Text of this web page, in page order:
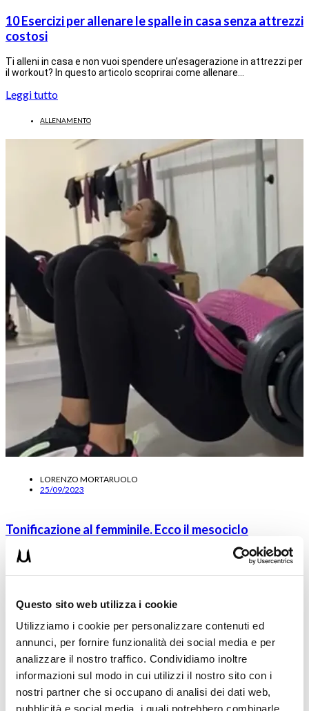
Questo sito web utilizza i cookie
Utilizziamo i cookie per personalizzare contenuti ed
annunci, per fornire funzionalità dei social media e per
analizzare il nostro traffico. Condividiamo inoltre
informazioni sul modo in cui utilizzi il nostro sito con i
nostri partner che si occupano di analisi dei dati web,
pubblicità e social media, i quali potrebbero combinarle
10 Esercizi per allenare le spalle in casa senza attrezzi
costosi
Ti alleni in casa e non vuoi spendere un’esagerazione in attrezzi per
il workout? In questo articolo scoprirai come allenare…
Leggi tutto
ALLENAMENTO
LORENZO MORTARUOLO
25/09/2023
Tonificazione al femminile. Ecco il mesociclo
completo che puoi mettere in pratica da subito
Leggi tutto